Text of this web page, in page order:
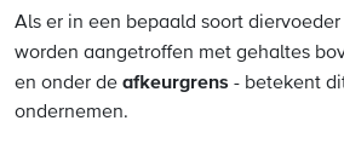
Als er in een bepaald soort
worden aangetroffen met gehaltes
en onder de afkeurgrens - betekent
ondernemen.